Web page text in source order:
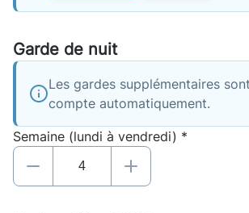
Garde de nuit
Les gardes supplémentaires
compte automatiquement.
Semaine (lundi à vendredi) *